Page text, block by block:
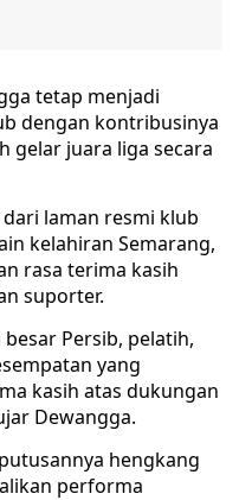
tetap menjadi
dengan kontribusinya
gelar juara liga secara
laman resmi klub
kelahiran Semarang,
rasa terima kasih
suporter.
Persib, pelatih,
yang
kasih atas dukungan
Dewangga.
hengkang
performa